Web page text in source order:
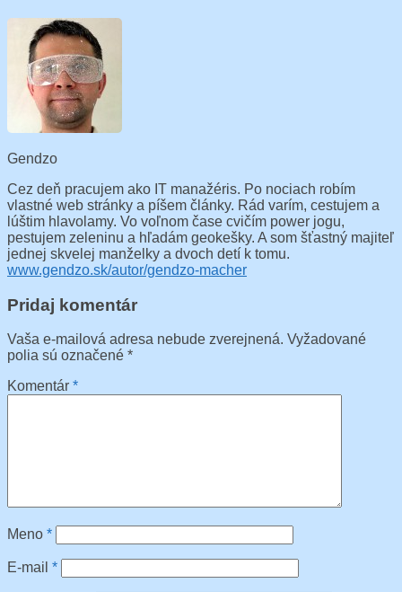
Gendzo
Cez deň pracujem ako IT manažéris. Po nociach robím
vlastné web stránky a píšem články. Rád varím, cestujem a
lúštim hlavolamy. Vo voľnom čase cvičím power jogu,
pestujem zeleninu a hľadám geokešky. A som šťastný majiteľ
jednej skvelej manželky a dvoch detí k tomu.
www.gendzo.sk/autor/gendzo-macher
Pridaj komentár
Vaša e-mailová adresa nebude zverejnená. Vyžadované
polia sú označené *
Komentár *
Meno *
E-mail *